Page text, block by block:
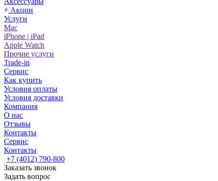
Акции
Услуги
Mac
iPhone | iPad
Apple Watch
Прочие услуги
Trade-in
Сервис
Как купить
Условия оплаты
Условия доставки
Компания
О нас
Отзывы
Контакты
Сервис
Контакты
+7 (4012) 790-800
Заказать звонок
Задать вопрос